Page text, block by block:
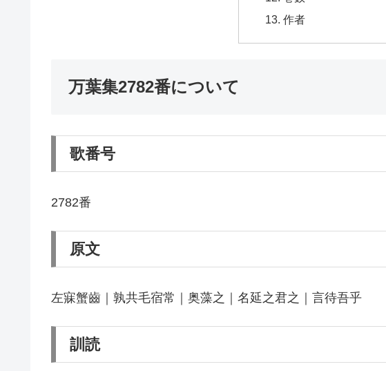
作者
万葉集2782番について
歌番号
2782番
原文
左寐蟹齒｜孰共毛宿常｜奥藻之｜名延之君之｜言待吾乎
訓読